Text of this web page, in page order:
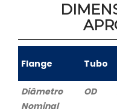
Flange Tubo
Diâmetro
Nominal
OD